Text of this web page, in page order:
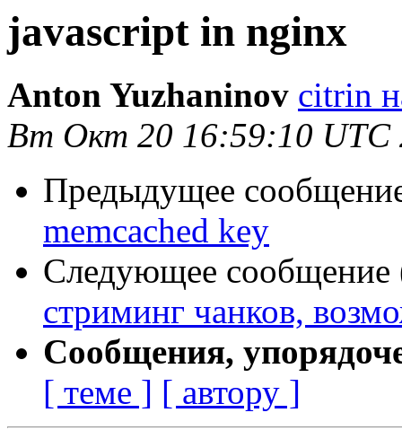
javascript in nginx
Anton Yuzhaninov citrin
Вт Окт 20 16:59:10 UTC
Предыдущее
memcached key
Следующее сообщение
стриминг чанков,
Сообщения,
[ теме ] [ автору ]